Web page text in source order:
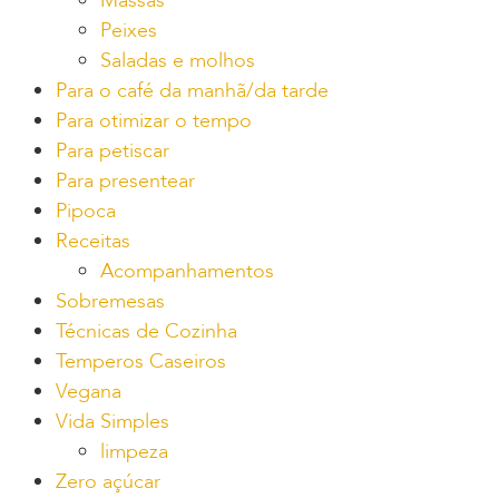
Peixes
Saladas e molhos
Para o café da manhã/da tarde
Para otimizar o tempo
Para petiscar
Para presentear
Pipoca
Receitas
Acompanhamentos
Sobremesas
Técnicas de Cozinha
Temperos Caseiros
Vegana
Vida Simples
limpeza
Zero açúcar